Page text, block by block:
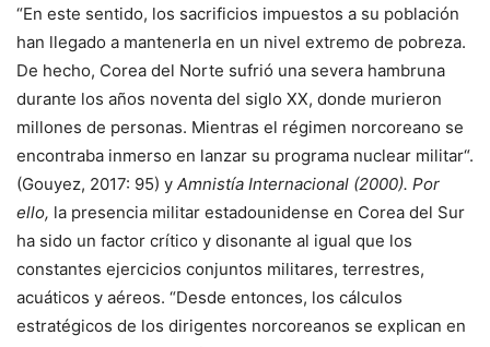
“En este sentido, los sacrificios impuestos a su población
han llegado a mantenerla en un nivel extremo de pobreza.
De hecho, Corea del Norte sufrió una severa hambruna
durante los años noventa del siglo XX, donde murieron
millones de personas. Mientras el régimen norcoreano se
encontraba inmerso en lanzar su programa nuclear militar“.
(Gouyez, 2017: 95) y Amnistía Internacional (2000). Por
ello, la presencia militar estadounidense en Corea del Sur
ha sido un factor crítico y disonante al igual que los
constantes ejercicios conjuntos militares, terrestres,
acuáticos y aéreos. “Desde entonces, los cálculos
estratégicos de los dirigentes norcoreanos se explican en